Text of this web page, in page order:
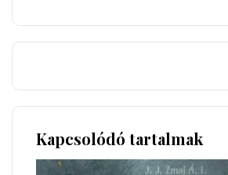
Kapcsolódó tartalmak